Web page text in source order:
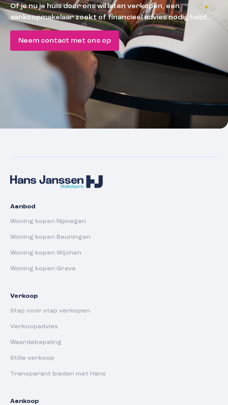
Of je nu je huis door ons wil laten verkopen, een
aankoopmakelaar zoekt of financieel advies nodig hebt.
Neem contact met ons op
Aanbod
Woning kopen Nijmegen
Woning kopen Beuningen
Woning kopen Wijchen
Woning kopen Grave
Verkoop
Stap voor stap verkopen
Verkoopadvies
Waardebepaling
Stille verkoop
Transparant bieden met Hans
Aankoop